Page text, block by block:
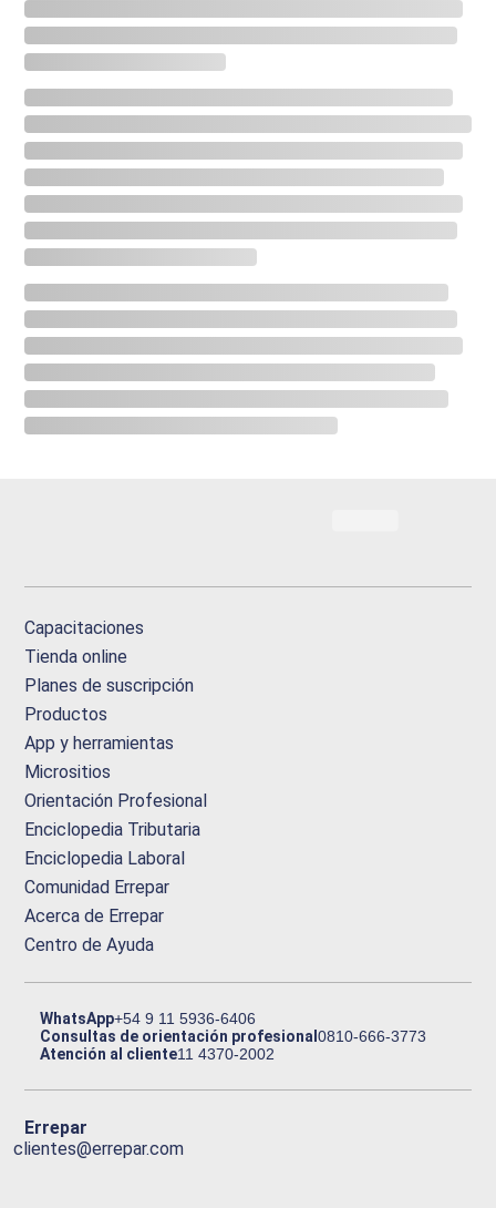
Capacitaciones
Tienda online
Planes de suscripción
Productos
App y herramientas
Micrositios
Orientación Profesional
Enciclopedia Tributaria
Enciclopedia Laboral
Comunidad Errepar
Acerca de Errepar
Centro de Ayuda
WhatsApp+54 9 11 5936-6406
Consultas de orientación profesional0810-666-3773
Atención al cliente11 4370-2002
Errepar
clientes@errepar.com